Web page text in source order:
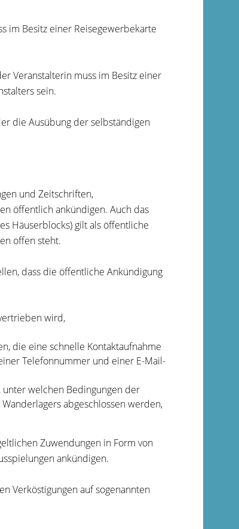
im Besitz einer Reisegewerbekarte
Veranstalterin muss im Besitz einer
sein.
die Ausübung der selbständigen
und Zeitschriften,
öffentlich ankündigen. Auch das
Häuserblocks) gilt als öffentliche
offen steht.
dass die öffentliche Ankündigung
wird,
die eine schnelle Kontaktaufnahme
Telefonnummer und einer E-Mail-
welchen Bedingungen der
abgeschlossen werden,
Zuwendungen in Form von
ankündigen.
Verköstigungen auf sogenannten